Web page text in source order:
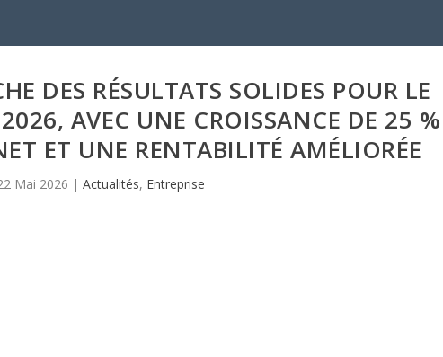
DES RÉSULTATS SOLIDES POUR LE
AVEC UNE CROISSANCE DE 25 %
ET UNE RENTABILITÉ AMÉLIORÉE
Mai 2026 | Actualités, Entreprise